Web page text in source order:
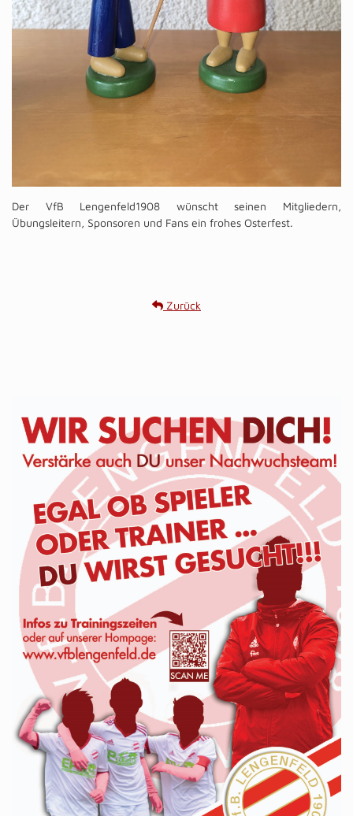
Der VfB Lengenfeld1908 wünscht seinen Mitgliedern,
Übungsleitern, Sponsoren und Fans ein frohes Osterfest.
Zurück